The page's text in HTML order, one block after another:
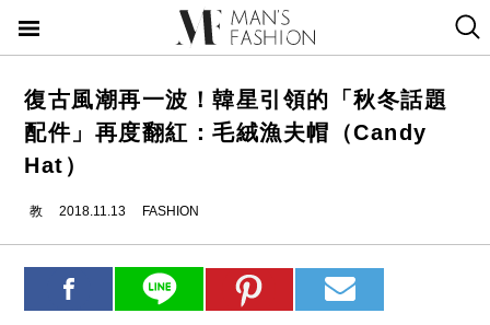
復古風潮再一波！韓星引領的「秋冬話題
配件」再度翻紅：毛絨漁夫帽（Candy
Hat）
教 2018.11.13 FASHION